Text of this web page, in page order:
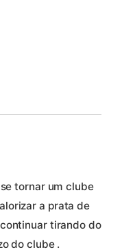
tornar um clube
a prata de
tirando do
do clube .